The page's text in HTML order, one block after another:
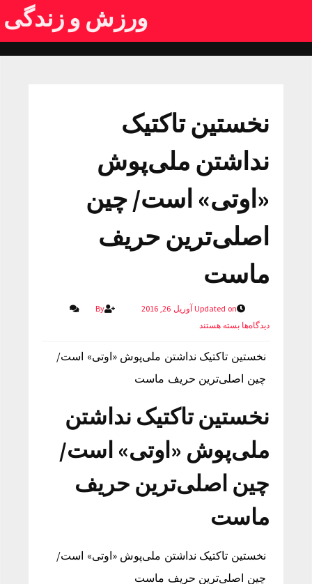
ورزش و زندگی
نخستین تاکتیک
نداشتن ملی‌پوش
«اوتی» است/ چین
اصلی‌ترین حریف
ماست
Updated on آوریل 26, 2016
By
دیدگاه‌هابسته هستند
نخستین تاکتیک نداشتن ملی‌پوش «اوتی» است/
چین اصلی‌ترین حریف ماست
نخستین تاکتیک نداشتن
ملی‌پوش «اوتی» است/
چین اصلی‌ترین حریف
ماست
نخستین تاکتیک نداشتن ملی‌پوش «اوتی» است/
چین اصلی‌ترین حریف ماست